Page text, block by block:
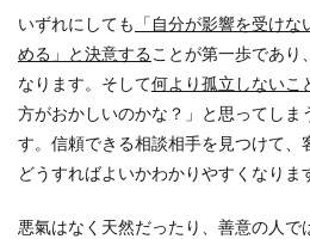
いずれにしても 「自分が影響を受け
める」と決意することが第一歩であり
なります。そして何より孤立しないこ
方がおかしいのかな？」と思ってしま
す。信頼できる相談相手を見つけて、
どうすればよいかわかりやすくなりま
悪氣はなく天然だったり、善意の人で